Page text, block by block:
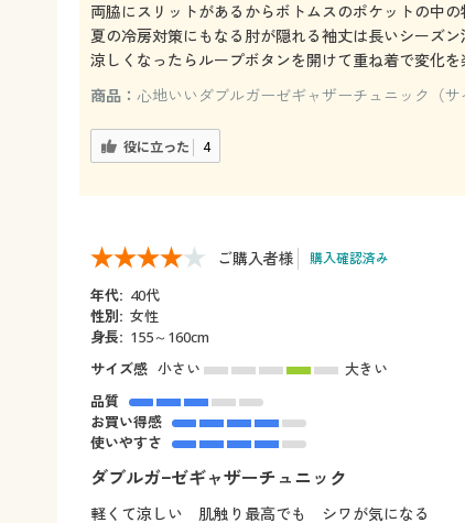
両脇にスリットがあるからボトムスのポケットの中の
夏の冷房対策にもなる肘が隠れる袖丈は長いシーズン
涼しくなったらループボタンを開けて重ね着で変化を
商品： 心地いいダブルガーゼギャザーチュニック（
役に立った 4
ご購入者様 購入確認済み
年代: 40代
性別: 女性
身長: 155～160cm
サイズ感 小さい
大きい
品質
お買い得感
使いやすさ
ダブルガ−ゼギャザーチュニック
軽くて涼しい 肌触り最高でも シワが気になる